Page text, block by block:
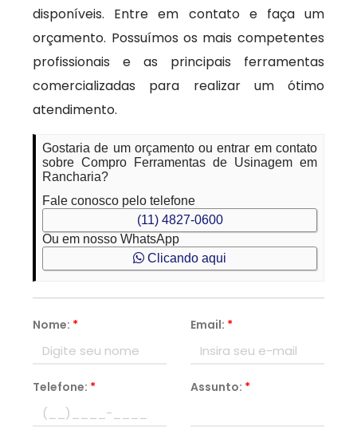
disponíveis. Entre em contato e faça um
orçamento. Possuímos os mais competentes
profissionais e as principais ferramentas
comercializadas para realizar um ótimo
atendimento.
Gostaria de um orçamento ou entrar em contato
sobre Compro Ferramentas de Usinagem em
Rancharia?
Fale conosco pelo telefone
(11) 4827-0600
Ou em nosso WhatsApp
Clicando aqui
Nome: * Email: *
Telefone: * Assunto: *